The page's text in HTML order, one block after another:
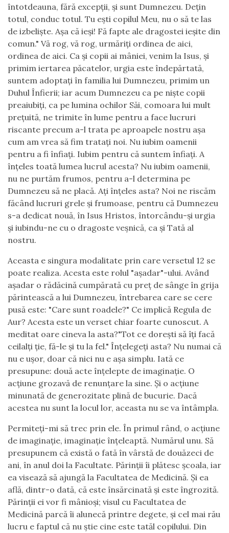
întotdeauna, fără excepții, și sunt Dumnezeu. Dețin
totul, conduc totul. Tu ești copilul Meu, nu o să te las
de izbeliște. Așa că ieși! Fă fapte ale dragostei ieșite din
comun." Vă rog, vă rog, urmăriți ordinea de aici,
ordinea de aici. Ca și copii ai mâniei, venim la Isus, și
primim iertarea păcatelor, urgia este îndepărtată,
suntem adoptați în familia lui Dumnezeu, primim un
Duhul Înfierii; iar acum Dumnezeu ca pe niște copii
preaiubiți, ca pe lumina ochilor Săi, comoara lui mult
prețuită, ne trimite în lume pentru a face lucruri
riscante precum a-l trata pe aproapele nostru așa
cum am vrea să fim tratați noi. Nu iubim oamenii
pentru a fi înfiați. Iubim pentru că suntem înfiați. A
înțeles toată lumea lucrul acesta? Nu iubim oamenii,
nu ne purtăm frumos, pentru a-l determina pe
Dumnezeu să ne placă. Ați înțeles asta? Noi ne riscăm
făcând lucruri grele și frumoase, pentru că Dumnezeu
s-a dedicat nouă, în Isus Hristos, întorcându-și urgia
și iubindu-ne cu o dragoste veșnică, ca și Tată al
nostru.
Aceasta e singura modalitate prin care versetul 12 se
poate realiza. Acesta este rolul "așadar"-ului. Având
așadar o rădăcină cumpărată cu preț de sânge în grija
părintească a lui Dumnezeu, întrebarea care se cere
pusă este: "Care sunt roadele?" Ce implică Regula de
Aur? Acesta este un verset chiar foarte cunoscut. A
meditat oare cineva la asta?"Tot ce dorești să îți facă
ceilalți ție, fă-le și tu la fel." Înțelegeți asta? Nu numai că
nu e ușor, doar că nici nu e așa simplu. Iată ce
presupune: două acte înțelepte de imaginație. O
acțiune grozavă de renunțare la sine. Și o acțiune
minunată de generozitate plină de bucurie. Dacă
acestea nu sunt la locul lor, aceasta nu se va întâmpla.
Permiteți-mi să trec prin ele. În primul rând, o acțiune
de imaginație, imaginație înțeleaptă. Numărul unu. Să
presupunem că există o fată în vârstă de douăzeci de
ani, în anul doi la Facultate. Părinții îi plătesc școala, iar
ea visează să ajungă la Facultatea de Medicină. Și ea
află, dintr-o dată, că este însărcinată și este îngrozită.
Părinții ei vor fi mânioși; visul cu Facultatea de
Medicină parcă îi alunecă printre degete, și cel mai rău
lucru e faptul că nu știe cine este tatăl copilului. Din